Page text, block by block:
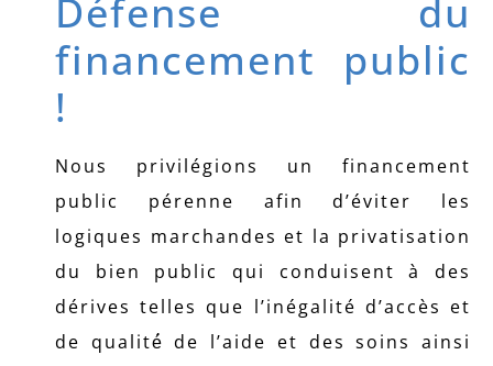
Défense du
financement public
!
Nous privilégions un financement
public pérenne afin d’éviter les
logiques marchandes et la privatisation
du bien public qui conduisent à des
dérives telles que l’inégalité d’accès et
de qualité́ de l’aide et des soins ainsi